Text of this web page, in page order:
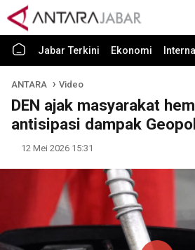
Jabar Terkini Ekonomi
ANTARA Video
DEN ajak masyarakat
antisipasi dampak
12 Mei 2026 15:31